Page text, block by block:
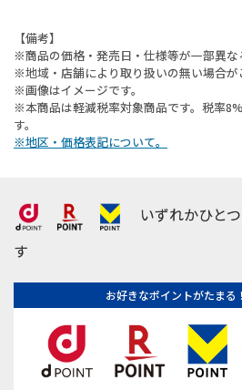
【備考】
※商品の価格・発売日・仕様等が一部異な
※地域・店舗により取り扱いの無い場合が
※画像はイメージです。
※本商品は軽減税率対象商品です。税率
す。
※地区・価格表記について。
いずれかひと
す
お好きなポイントがたまる